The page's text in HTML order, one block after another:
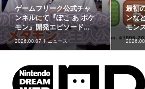
ゲームフリーク公式チャ
ンネルにて『ぽこ あ ポケ
モン』開発エピソード...
2026.08.07 ニュース
最初
ンな
モン